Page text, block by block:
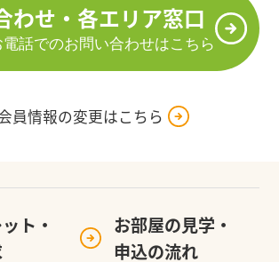
わせ・各エリア窓口
電話でのお問い合わせはこちら
員情報の変更はこちら
ト・
お部屋の見学・
申込の流れ